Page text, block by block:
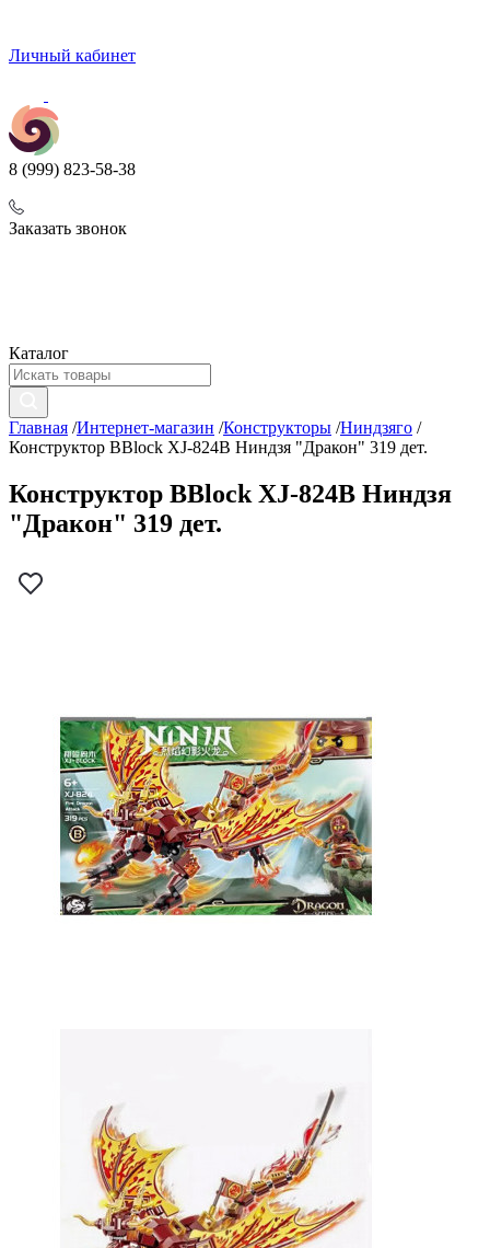
Личный кабинет
8 (999) 823-58-38
Заказать звонок
Каталог
Главная /Интернет-магазин /Конструкторы /Ниндзяго /
Конструктор BBlock XJ-824B Ниндзя "Дракон" 319 дет.
Конструктор BBlock XJ-824B Ниндзя
"Дракон" 319 дет.